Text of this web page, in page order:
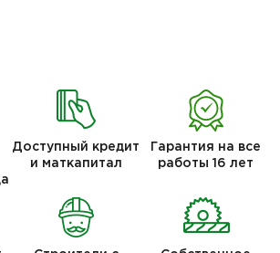
Доступный кредит
и маткапитал
Гарантия на все
работы 16 лет